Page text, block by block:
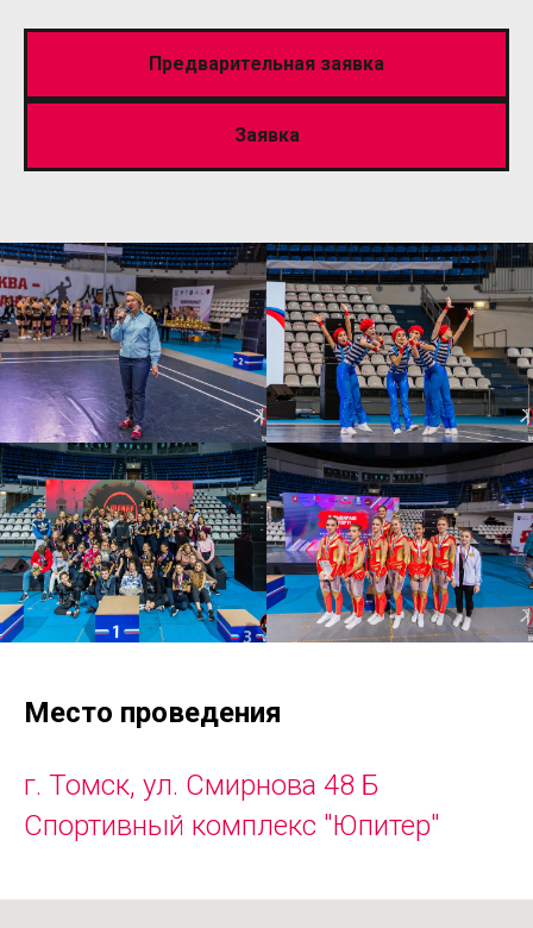
Предварительная заявка
Заявка
Место проведения
г. Томск, ул. Смирнова 48 Б
Спортивный комплекс "Юпитер"